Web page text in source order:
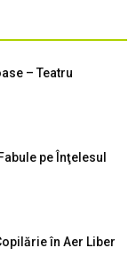
– Teatru
pe Înţelesul
în Aer Liber